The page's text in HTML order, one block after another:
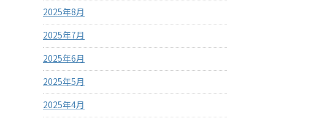
2025年8月
2025年7月
2025年6月
2025年5月
2025年4月